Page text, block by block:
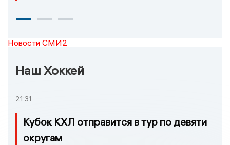
Новости СМИ2
Наш Хоккей
21:31
Кубок КХЛ отправится в тур по девяти
округам